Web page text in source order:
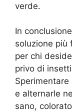
verde.
In
soluzione più
per chi
privo di
e alternarle
sano,